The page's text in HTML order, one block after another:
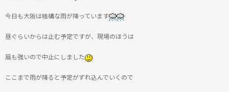
今日も大阪は結構な雨が降っています
昼ぐらいからは止む予定ですが、現場のほうは
風も強いので中止にしました
ここまで雨が降ると予定がずれ込んでいくので